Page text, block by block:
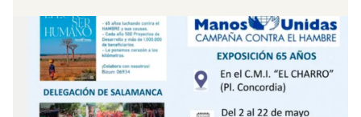
actividades...